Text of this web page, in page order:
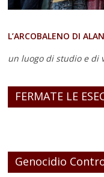
L’ARCOBALENO DI ALAN
un luogo di studio e di
FERMATE LE
Genocidio